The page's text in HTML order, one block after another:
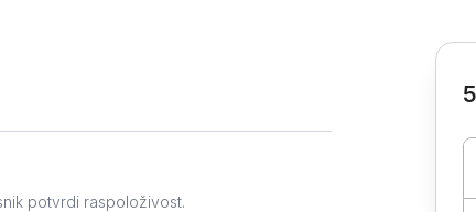
potvrdi raspoloživost.